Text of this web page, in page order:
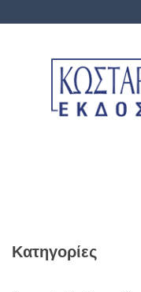
Κατηγορίες